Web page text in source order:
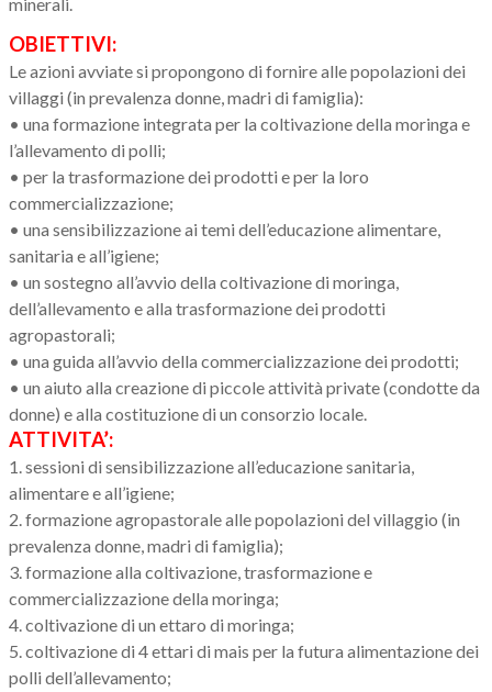
minerali.
OBIETTIVI:
Le azioni avviate si propongono di fornire alle popolazioni dei
villaggi (in prevalenza donne, madri di famiglia):
• una formazione integrata per la coltivazione della moringa e
l’allevamento di polli;
• per la trasformazione dei prodotti e per la loro
commercializzazione;
• una sensibilizzazione ai temi dell’educazione alimentare,
sanitaria e all’igiene;
• un sostegno all’avvio della coltivazione di moringa,
dell’allevamento e alla trasformazione dei prodotti
agropastorali;
• una guida all’avvio della commercializzazione dei prodotti;
• un aiuto alla creazione di piccole attività private (condotte da
donne) e alla costituzione di un consorzio locale.
ATTIVITA’:
1. sessioni di sensibilizzazione all’educazione sanitaria,
alimentare e all’igiene;
2. formazione agropastorale alle popolazioni del villaggio (in
prevalenza donne, madri di famiglia);
3. formazione alla coltivazione, trasformazione e
commercializzazione della moringa;
4. coltivazione di un ettaro di moringa;
5. coltivazione di 4 ettari di mais per la futura alimentazione dei
polli dell’allevamento;